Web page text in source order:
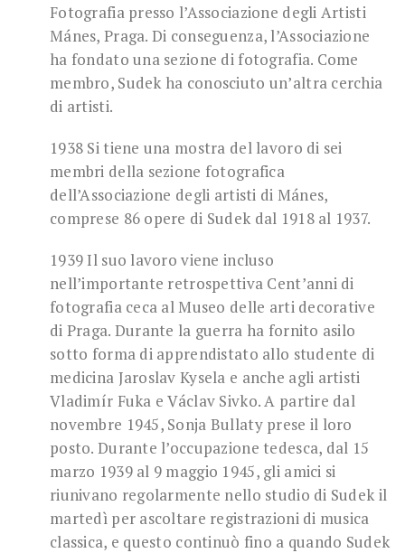
Fotografia presso l’Associazione degli Artisti
Mánes, Praga. Di conseguenza, l’Associazione
ha fondato una sezione di fotografia. Come
membro, Sudek ha conosciuto un’altra cerchia
di artisti.
1938 Si tiene una mostra del lavoro di sei
membri della sezione fotografica
dell’Associazione degli artisti di Mánes,
comprese 86 opere di Sudek dal 1918 al 1937.
1939 Il suo lavoro viene incluso
nell’importante retrospettiva Cent’anni di
fotografia ceca al Museo delle arti decorative
di Praga. Durante la guerra ha fornito asilo
sotto forma di apprendistato allo studente di
medicina Jaroslav Kysela e anche agli artisti
Vladimír Fuka e Václav Sivko. A partire dal
novembre 1945, Sonja Bullaty prese il loro
posto. Durante l’occupazione tedesca, dal 15
marzo 1939 al 9 maggio 1945, gli amici si
riunivano regolarmente nello studio di Sudek il
martedì per ascoltare registrazioni di musica
classica, e questo continuò fino a quando Sudek